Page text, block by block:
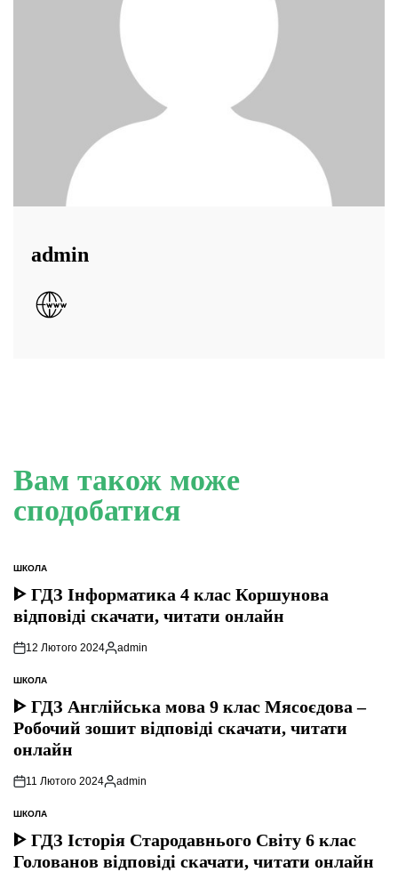
admin
Вам також може
сподобатися
ОПУБЛІКУВАТИ
У
ШКОЛА
ᐈ ГДЗ Інформатика 4 клас Коршунова
відповіді скачати, читати онлайн
12 Лютого 2024
Опубліковано
admin
ОПУБЛІКУВАТИ
У
ШКОЛА
ᐈ ГДЗ Англійська мова 9 клас Мясоєдова –
Робочий зошит відповіді скачати, читати
онлайн
11 Лютого 2024
Опубліковано
admin
ОПУБЛІКУВАТИ
У
ШКОЛА
ᐈ ГДЗ Історія Стародавнього Свiту 6 клас
Голованов відповіді скачати, читати онлайн